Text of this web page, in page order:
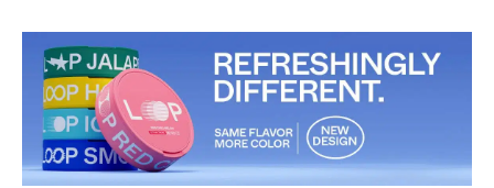
Leverans & frakt